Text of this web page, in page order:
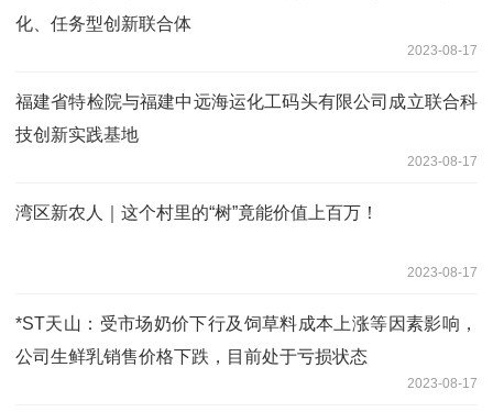
化、任务型创新联合体
2023-08-17
福建省特检院与福建中远海运化工码头有限公司成立联合科
技创新实践基地
2023-08-17
湾区新农人｜这个村里的“树”竟能价值上百万！
2023-08-17
*ST天山：受市场奶价下行及饲草料成本上涨等因素影响，
公司生鲜乳销售价格下跌，目前处于亏损状态
2023-08-17